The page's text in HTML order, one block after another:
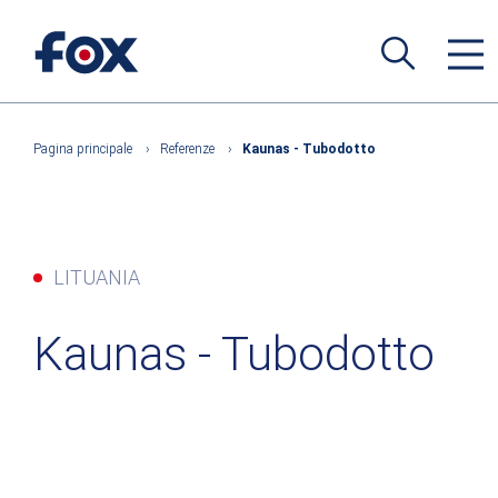
Pagina principale › Referenze › Kaunas - Tubodotto
LITUANIA
Kaunas - Tubodotto